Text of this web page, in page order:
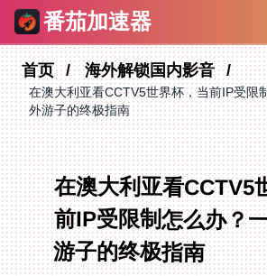
番茄加速器
首页 海外解锁国内影音
在澳大利亚看CCTV5世界杯，当前IP受限
外游子的终极指南
在澳大利亚看CCTV5
前IP受限制怎么办？
游子的终极指南